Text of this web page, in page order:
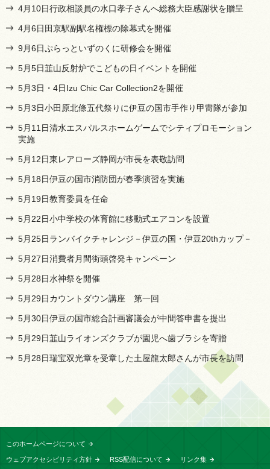
4月10日行政相談員の水口孝子さんへ総務大臣感謝状を贈呈
4月6日田京駅副駅名権標の除幕式を開催
9月6日ぷらっといずのくに研修会を開催
5月5日韮山反射炉でこどもの日イベントを開催
5月3日・4日Izu Chic Car Collection2を開催
5月3日小田原北條五代祭りに伊豆の国市手作り甲冑隊が参加
5月11日清水エスパルスホームゲームでシティプロモーション
実施
5月12日東レアローズ静岡が市長を表敬訪問
5月18日伊豆の国市消防団が春季演習を実施
5月19日教育委員を任命
5月22日小中学校の体育館に移動式エアコンを設置
5月25日ランバイクチャレンジ－伊豆の国・伊豆20thカップ－
5月27日消費者月間街頭啓発キャンペーン
5月28日水神祭を開催
5月29日カウントダウン講座 第一回
5月30日伊豆の国市総合計画審議会が中間答申書を提出
5月29日韮山ライオンズクラブが園児へ歯ブラシを寄贈
5月28日瑞宝双光章を受章した土屋龍太郎さんが市長を訪問
このホームページについて
ウェブアクセシビリティ方針 RSS配信について リンク集